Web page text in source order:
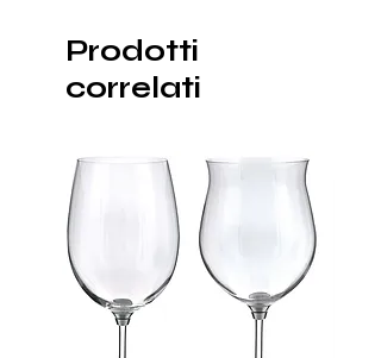
Prodotti
correlati